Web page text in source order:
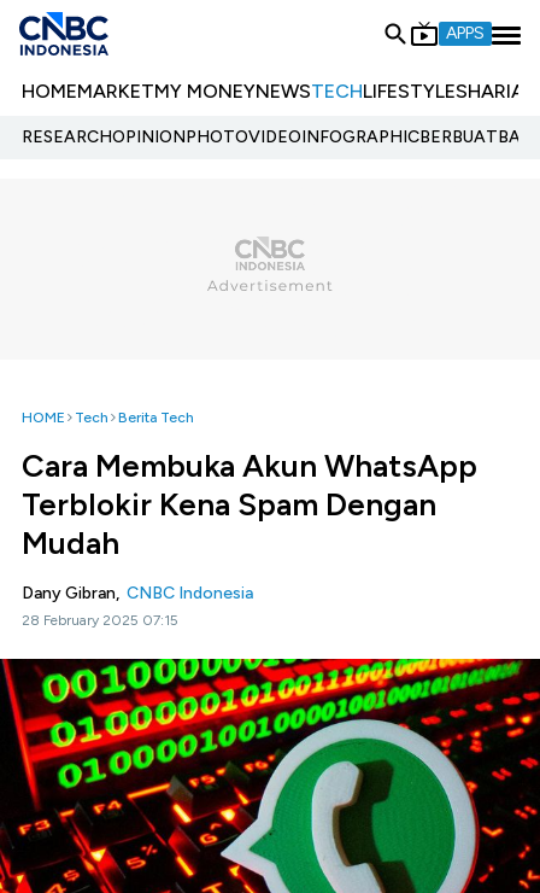
APPS
HOMEMARKETMY MONEYNEWSTECHLIFESTYLESHARIA
RESEARCHOPINIONPHOTOVIDEOINFOGRAPHIC
HOME Tech Berita Tech
Cara Membuka Akun WhatsApp
Terblokir Kena Spam Dengan
Mudah
Dany Gibran, CNBC Indonesia
28 February 2025 07:15